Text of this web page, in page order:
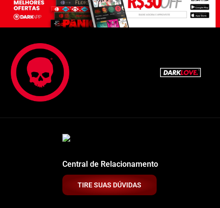
Central de Relacionamento
TIRE SUAS DÚVIDAS